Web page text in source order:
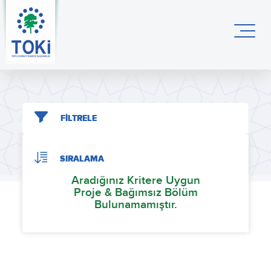
FİLTRELE
SIRALAMA
Aradığınız Kritere Uygun
Proje & Bağımsız Bölüm
Bulunamamıştır.